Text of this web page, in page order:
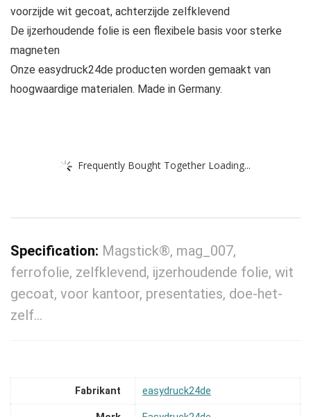
voorzijde wit gecoat, achterzijde zelfklevend
De ijzerhoudende folie is een flexibele basis voor sterke
magneten
Onze easydruck24de producten worden gemaakt van
hoogwaardige materialen. Made in Germany.
Frequently Bought Together Loading...
Specification: Magstick®, mag_007,
ferrofolie, zelfklevend, ijzerhoudende folie, wit
gecoat, voor kantoor, presentaties, doe-het-
zelf…
Fabrikant ‎easydruck24de